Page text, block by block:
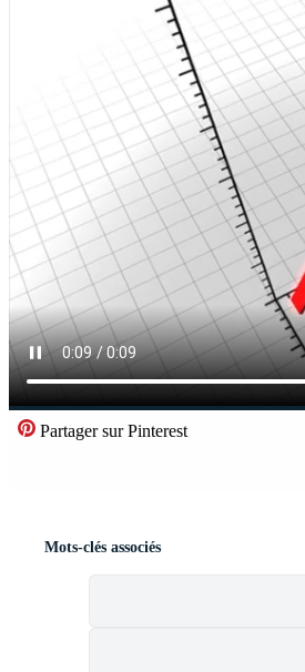
Événements Éditoriaux
Partager sur Pinterest
Mots-clés associés